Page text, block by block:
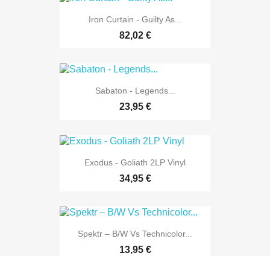
Iron Curtain - Guilty As...
82,02 €
Sabaton - Legends...
23,95 €
Exodus - Goliath 2LP Vinyl
34,95 €
Spektr – B/W Vs Technicolor...
13,95 €